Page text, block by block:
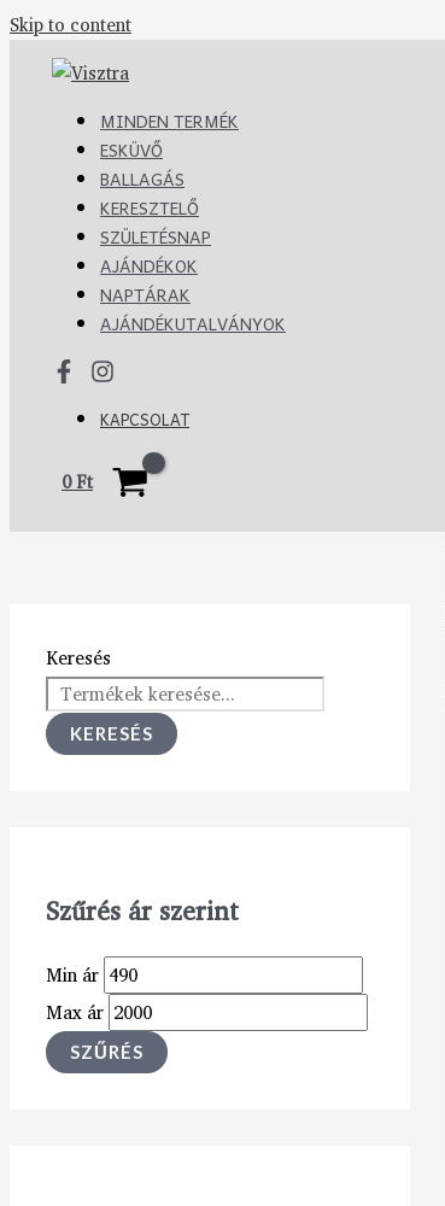
Skip to content
MINDEN TERMÉK
ESKÜVŐ
BALLAGÁS
KERESZTELŐ
SZÜLETÉSNAP
AJÁNDÉKOK
NAPTÁRAK
AJÁNDÉKUTALVÁNYOK
KAPCSOLAT
0Ft
Keresés
KERESÉS
Szűrés ár szerint
Min ár
Max ár
SZŰRÉS